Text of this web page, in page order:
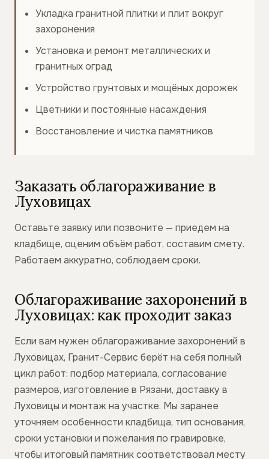
Укладка гранитной плитки и плит вокруг
захоронения
Установка и ремонт металлических и
гранитных оград
Устройство грунтовых и мощёных дорожек
Цветники и постоянные насаждения
Восстановление и чистка памятников
Заказать облагораживание в
Луховицах
Оставьте заявку или позвоните — приедем на
кладбище, оценим объём работ, составим смету.
Работаем аккуратно, соблюдаем сроки.
Облагораживание захоронений в
Луховицах: как проходит заказ
Если вам нужен облагораживание захоронений в
Луховицах, Гранит-Сервис берёт на себя полный
цикл работ: подбор материала, согласование
размеров, изготовление в Рязани, доставку в
Луховицы и монтаж на участке. Мы заранее
уточняем особенности кладбища, тип основания,
сроки установки и пожелания по гравировке,
чтобы итоговый памятник соответствовал месту